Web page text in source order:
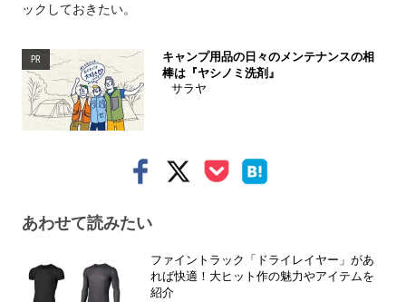
ックしておきたい。
PR
キャンプ用品の日々のメンテナンスの相
棒は『ヤシノミ洗剤』
サラヤ
あわせて読みたい
ファイントラック「ドライレイヤー」があ
れば快適！大ヒット作の魅力やアイテムを
紹介